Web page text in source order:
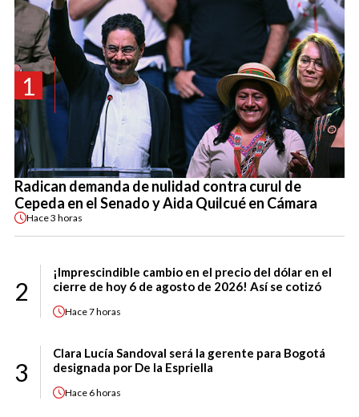
1
Radican demanda de nulidad contra curul de
Cepeda en el Senado y Aida Quilcué en Cámara
Hace3 horas
2
¡Imprescindible cambio en el precio del dólar en el
cierre de hoy 6 de agosto de 2026! Así se cotizó
Hace7 horas
3
Clara Lucía Sandoval será la gerente para Bogotá
designada por De la Espriella
Hace 6 horas